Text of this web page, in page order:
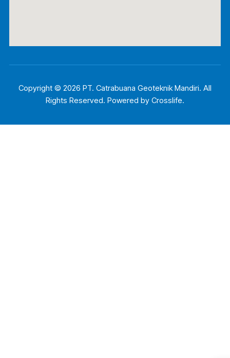
Copyright © 2026 PT. Catrabuana Geoteknik Mandiri. All
Rights Reserved. Powered by Crosslife.